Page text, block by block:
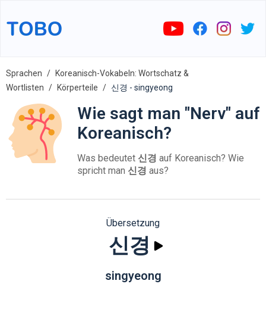
Sprachen
Koreanisch-Vokabeln: Wortschatz &
Wortlisten
Körperteile 신경 - singyeong
Wie sagt man "Nerv" auf
Koreanisch?
Was bedeutet 신경 auf Koreanisch? Wie
spricht man 신경 aus?
Übersetzung
신경
singyeong